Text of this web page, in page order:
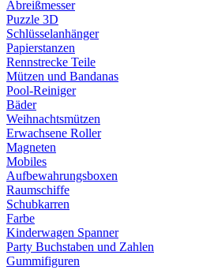
Abreißmesser
Puzzle 3D
Schlüsselanhänger
Papierstanzen
Rennstrecke Teile
Mützen und Bandanas
Pool-Reiniger
Bäder
Weihnachtsmützen
Erwachsene Roller
Magneten
Mobiles
Aufbewahrungsboxen
Raumschiffe
Schubkarren
Farbe
Kinderwagen Spanner
Party Buchstaben und Zahlen
Gummifiguren